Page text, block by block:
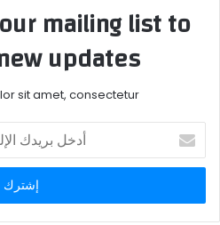
mailing list to
updates!
sit amet, consectetur.
بريدك
الإلكتروني